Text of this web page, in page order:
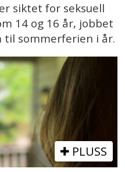
siktet for seksuell
14 og 16 år, jobbet
sommerferien i år.
PLUSS